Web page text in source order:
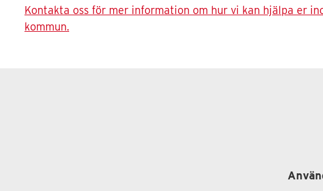
Kontakta oss för mer information om hur vi kan hjälpa er
kommun.